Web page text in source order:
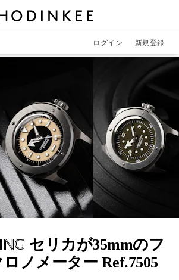
ログイン 新規登録
セリカが35mmのフ
ノメーター Ref.7505